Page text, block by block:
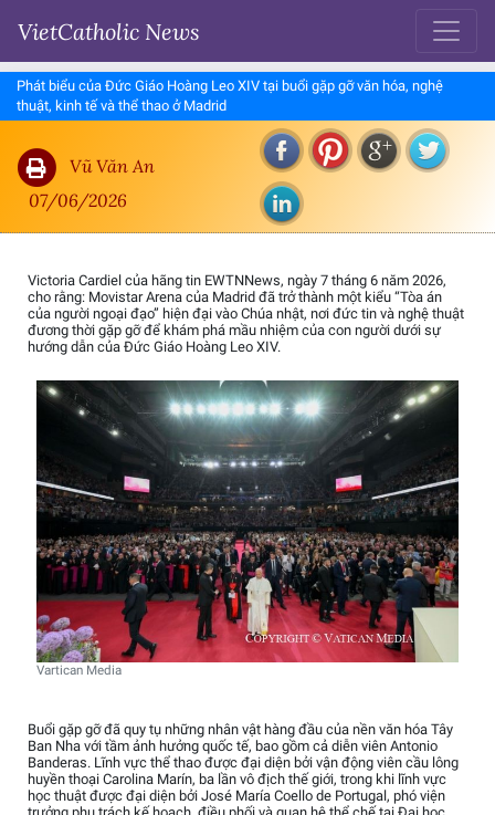
VietCatholic News
Phát biểu của Đức Giáo Hoàng Leo XIV tại buổi gặp gỡ văn hóa, nghệ
thuật, kinh tế và thể thao ở Madrid
Vũ Văn An
07/06/2026
Victoria Cardiel của hãng tin EWTNNews, ngày 7 tháng 6 năm 2026,
cho rằng: Movistar Arena của Madrid đã trở thành một kiểu “Tòa án
của người ngoại đạo” hiện đại vào Chúa nhật, nơi đức tin và nghệ thuật
đương thời gặp gỡ để khám phá mầu nhiệm của con người dưới sự
hướng dẫn của Đức Giáo Hoàng Leo XIV.
Vartican Media
Buổi gặp gỡ đã quy tụ những nhân vật hàng đầu của nền văn hóa Tây
Ban Nha với tầm ảnh hưởng quốc tế, bao gồm cả diễn viên Antonio
Banderas. Lĩnh vực thể thao được đại diện bởi vận động viên cầu lông
huyền thoại Carolina Marín, ba lần vô địch thế giới, trong khi lĩnh vực
học thuật được đại diện bởi José María Coello de Portugal, phó viện